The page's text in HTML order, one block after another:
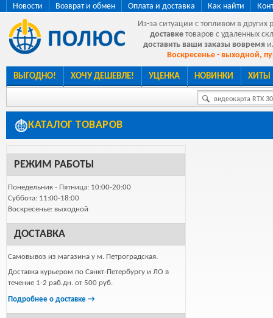
Новости Возврат и обмен Оплата и доставка Как найти
Из-за ситуации с топливом в других
доставке товаров с удаленных
доставить ваши заказы вовремя
Воскресенье - выходной,
ВЫГОДНО! ХОЧУ ДЕШЕВЛЕ! УЦЕНКА НОВИНКИ ХИТЫ
видеокарта RTX
КАТАЛОГ ТОВАРОВ
РЕЖИМ РАБОТЫ
Понедельник - Пятница: 10:00-20:00
Суббота: 11:00-18:00
Воскресенье: выходной
ДОСТАВКА
Самовывоз из магазина у м. Петроградская.
Доставка курьером по Санкт-Петербургу и ЛО в
течение 1-2 раб.дн. от 500 руб.
Подробнее о доставке →